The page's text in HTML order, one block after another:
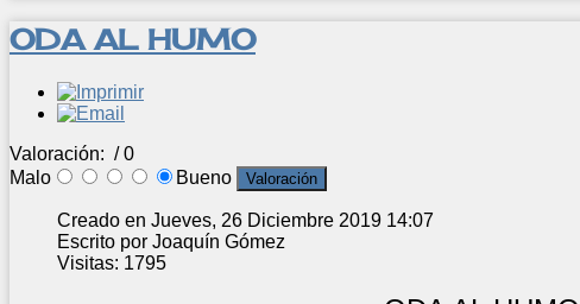
ODA AL HUMO
Valoración: / 0
Malo
Bueno
Creado en Jueves, 26 Diciembre 2019 14:07
Escrito por Joaquín Gómez
Visitas: 1795